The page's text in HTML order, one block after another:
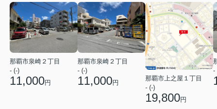
那覇市泉崎２丁目
- (-)
11,000円
那覇市泉崎２丁目
- (-)
11,000円
那覇市上之屋１丁目
- (-)
19,800円
-